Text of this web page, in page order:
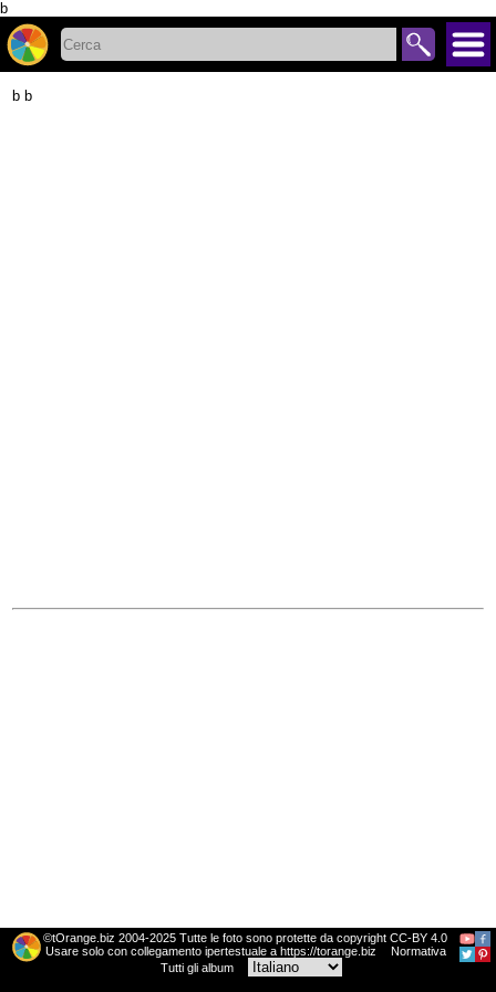
b
b b
©tOrange.biz 2004-2025 Tutte le foto sono protette da copyright CC-BY 4.0
Usare solo con collegamento ipertestuale a https://torange.biz
Normativa
Tutti gli album